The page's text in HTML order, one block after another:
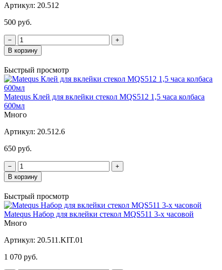
Артикул: 20.512
500 руб.
−
+
В корзину
Быстрый просмотр
Matequs Клей для вклейки стекол MQS512 1,5 часа колбаса
600мл
Много
Артикул: 20.512.6
650 руб.
−
+
В корзину
Быстрый просмотр
Matequs Набор для вклейки стекол MQS511 3-х часовой
Много
Артикул: 20.511.KIT.01
1 070 руб.